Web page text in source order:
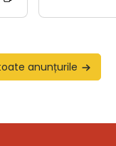
anunțurile